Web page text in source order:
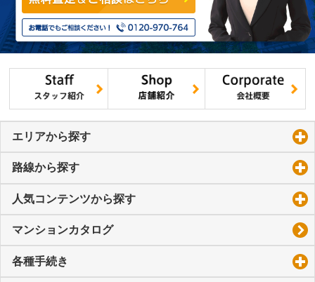
エリアから探す
路線から探す
人気コンテンツから探す
マンションカタログ
各種手続き